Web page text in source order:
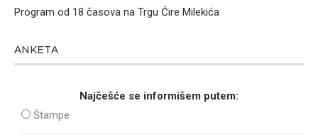
Program od 18 časova na Trgu Ćire Milekića
ANKETA
Najčešće se informišem putem:
Štampe